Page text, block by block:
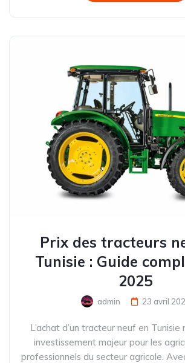
Prix des tracteurs
Tunisie : Guide
2025
admin 23 avril
L’achat d’un tracteur neuf en
investissement majeur pour les
professionnels du secteur agricole.